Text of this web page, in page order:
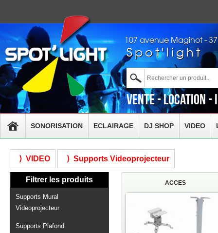
Spot'light
107 avenue Maginot -
Vente - Location
SONORISATION ECLAIRAGE DJ SHOP VIDEO
⟩ VIDEO ⟩ Supports Videoprojecteur
Filtrer les produits
Supports Mural
Videoprojecteur
Supports Plafond
ACCES